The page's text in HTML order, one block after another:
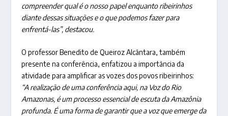
compreender qual é o nosso papel enquanto ribeirinhos
diante dessas situações e o que podemos fazer para
enfrentá-las”, destacou.
O professor Benedito de Queiroz Alcântara, também
presente na conferência, enfatizou a importância da
atividade para amplificar as vozes dos povos ribeirinhos:
“A realização de uma conferência aqui, na Voz do Rio
Amazonas, é um processo essencial de escuta da Amazônia
profunda. É uma forma de garantir que a voz que emerge da